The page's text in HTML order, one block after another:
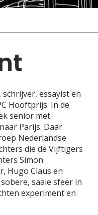
essayist en
Hooftprijs. In de
senior met
Parijs. Daar
Nederlandse
die de Vijftigers
Simon
Hugo Claus en
saaie sfeer in
experiment en